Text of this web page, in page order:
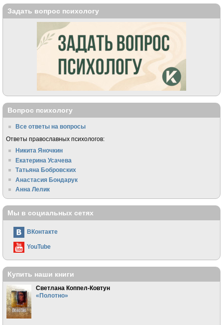
Задать вопрос психологу
Вопрос психологу
Все ответы на вопросы
Ответы православных психологов:
Никита Яночкин
Екатерина Усачева
Татьяна Бобровских
Анастасия Бондарук
Анна Лелик
Мы в социальных сетях
ВКонтакте
YouTube
Купить наши книги
Светлана Коппел-Ковтун
«Полотно»